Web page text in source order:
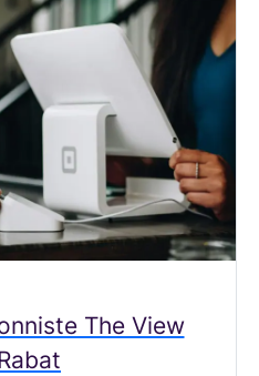
The View